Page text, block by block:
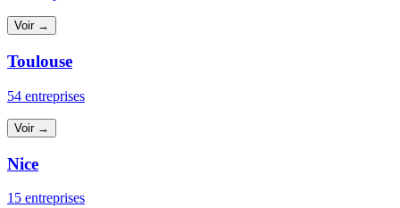
Voir →
Toulouse
54 entreprises
Voir →
Nice
15 entreprises